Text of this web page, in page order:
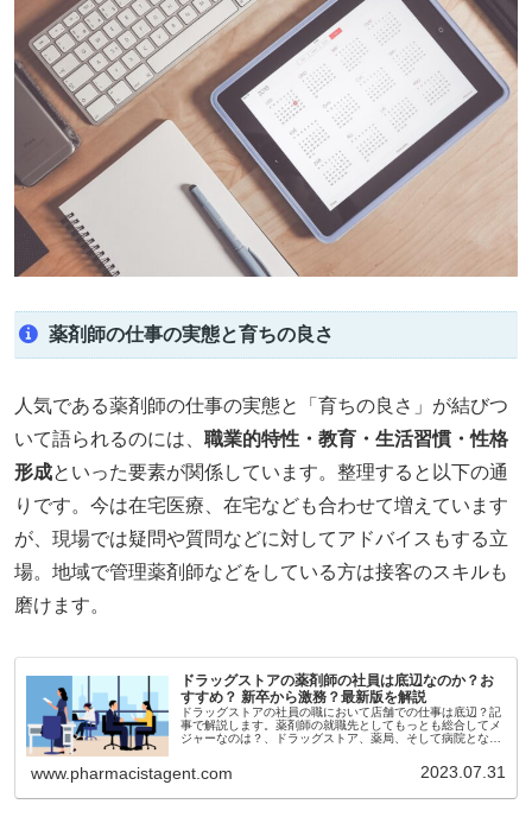
薬剤師の仕事の実態と育ちの良さ
人気である薬剤師の仕事の実態と「育ちの良さ」が結びつ
いて語られるのには、 職業的特性・教育・生活習慣・性格
形成といった要素が関係しています。整理すると以下の通
りです。今は在宅医療、在宅なども合わせて増えています
が、現場では疑問や質問などに対してアドバイスもする立
場。地域で管理薬剤師などをしている方は接客のスキルも
磨けます。
ドラッグストアの薬剤師の社員は底辺なのか？お
すすめ？ 新卒から激務？最新版を解説
ドラッグストアの社員の職において店舗での仕事は底辺？記
事で解説します。薬剤師の就職先としてもっとも総合してメ
ジャーなのは？、ドラッグストア、薬局、そして病院となり
るため、底辺であるとも言われているのです。具体的にはど
のようなところが底辺なのでしょうか？
www.pharmacistagent.com 2023.07.31